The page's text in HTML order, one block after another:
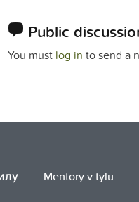
Public
You must log in to send a
Mentory v tylu